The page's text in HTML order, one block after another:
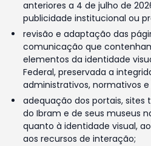
anteriores a 4 de julho de
publicidade institucional ou
revisão e adaptação das
comunicação que
elementos da identidade
Federal, preservada a
administrativos, normativos e
adequação dos portais, sites
do Ibram e de seus museus
quanto à identidade visual,
aos recursos de interação;